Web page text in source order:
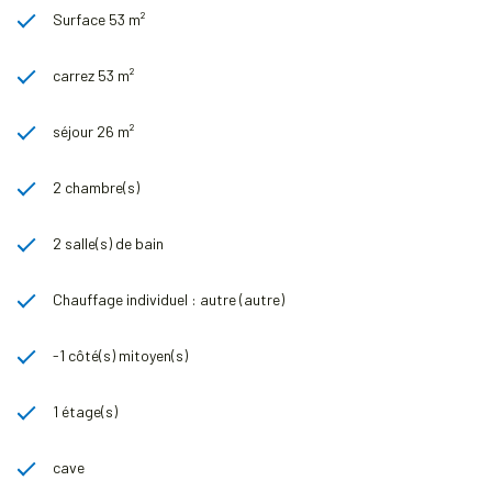
Surface 53 m²
carrez 53 m²
séjour 26 m²
2 chambre(s)
2 salle(s) de bain
Chauffage individuel : autre (autre)
-1 côté(s) mitoyen(s)
1 étage(s)
cave